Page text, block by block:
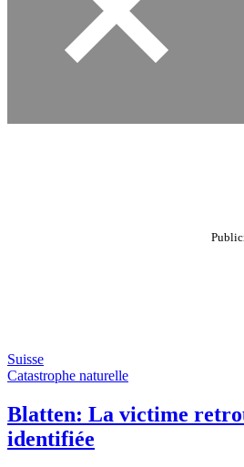
Suisse
Catastrophe naturelle
Blatten: La victime
identifiée